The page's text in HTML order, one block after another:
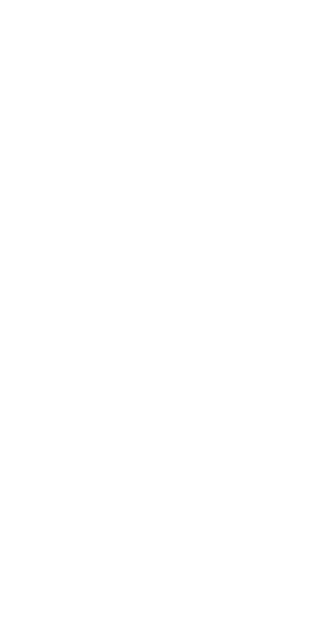
George
when he
taken the
where
sensitive to
working. And
minute to